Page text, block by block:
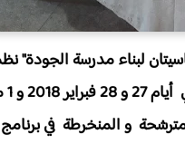
لبناء مدرسة الجودة"
و المنخرطة في